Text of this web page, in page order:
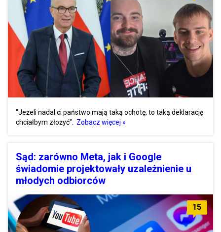
"Jeżeli nadal ci państwo mają taką ochotę, to taką deklarację
chciałbym złożyć". Zobacz więcej »
Sąd: zarówno Meta, jak i Google
świadomie projektowały uzależnienie u
młodych odbiorców
15